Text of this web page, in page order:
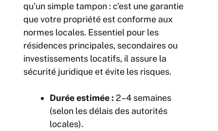
qu’un simple tampon : c’est une garantie
que votre propriété est conforme aux
normes locales. Essentiel pour les
résidences principales, secondaires ou
investissements locatifs, il assure la
sécurité juridique et évite les risques.
Durée estimée : 2–4 semaines
(selon les délais des autorités
locales).